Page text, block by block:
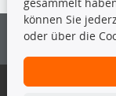
Es ist zu unterlassen,
vorherige Zustimmung
und/oder diese
Bitte prüfen Sie, ob
auch tatsächlich dem
können Sie
oder über die